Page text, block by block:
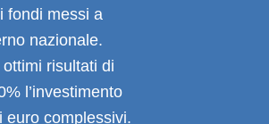
fondi messi a
nazionale.
risultati di
l’investimento
euro complessivi.